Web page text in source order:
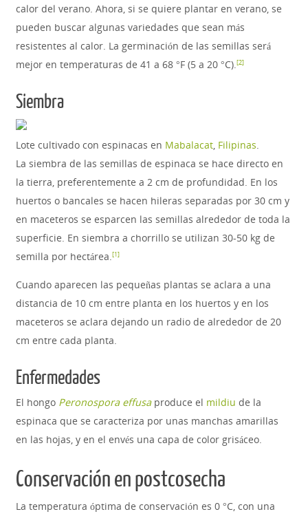
calor del verano. Ahora, si se quiere plantar en verano, se
pueden buscar algunas variedades que sean más
resistentes al calor. La germinación de las semillas será
mejor en temperaturas de 41 a 68 °F (5 a 20 °C). [2]
Siembra
Lote cultivado con espinacas en Mabalacat, Filipinas
La siembra de las semillas de espinaca se hace directo en
la tierra, preferentemente a 2 cm de profundidad. En los
huertos o bancales se hacen hileras separadas por 30 cm y
en maceteros se esparcen las semillas alrededor de toda la
superficie. En siembra a chorrillo se utilizan 30-50 kg de
semilla por hectárea. [1]
Cuando aparecen las pequeñas plantas se aclara a una
distancia de 10 cm entre planta en los huertos y en los
maceteros se aclara dejando un radio de alrededor de 20
cm entre cada planta.
Enfermedades
El hongo Peronospora effusaproduce el mildiu de la
espinaca que se caracteriza por unas manchas amarillas
en las hojas, y en el envés una capa de color grisáceo.
Conservación en postcosecha
La temperatura óptima de conservación es 0 °C, con una